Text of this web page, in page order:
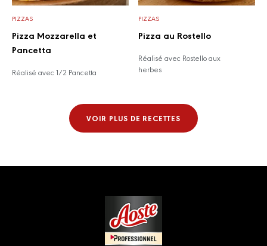
PIZZAS
Pizza Mozzarella et
Pancetta
Réalisé avec 1/2 Pancetta
PIZZAS
Pizza au Rostello
Réalisé avec Rostello aux
herbes
VOIR PLUS DE RECETTES